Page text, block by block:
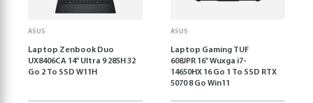
ASUS
Laptop Zenbook Duo
UX8406CA 14'' Ultra 9 285H 32
Go 2 To SSD W11H
ASUS
Laptop Gaming TUF
608JPR 16'' Wuxga i7-
14650HX 16 Go 1 To SSD RTX
5070 8 Go Win11